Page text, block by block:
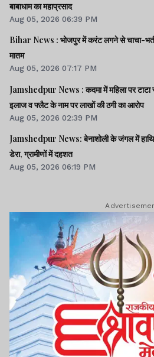
बाबाधाम का महाप्रसाद
Aug 05, 2026 06:39 PM
Bihar News : भोजपुर में करंट लगने से चाचा-
मातम
Aug 05, 2026 07:17 PM
Jamshedpur News : कदमा में महिला पर टाटा
इलाज व फ्लैट के नाम पर लाखों की ठगी का आरोप
Aug 05, 2026 02:39 PM
Jamshedpur News: बेनाशोली के जंगल में
डेरा, ग्रामीणों में दहशत
Aug 05, 2026 06:19 PM